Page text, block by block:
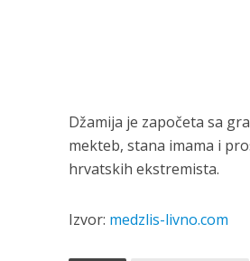
Džamija je započeta sa
mekteb, stana imama i
hrvatskih ekstremista.
Izvor: medzlis-livno.com